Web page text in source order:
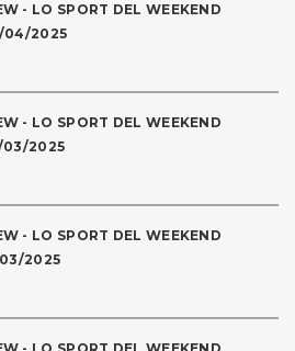
- LO SPORT DEL WEEKEND
2025
- LO SPORT DEL WEEKEND
2025
- LO SPORT DEL WEEKEND
2025